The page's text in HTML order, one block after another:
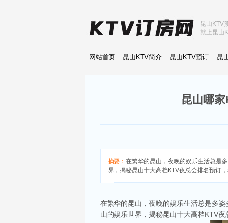
网站首页 昆山KTV简介 昆山KTV预订 昆
昆山KTV
就上昆山
昆山哪
摘要： 在繁华的昆山，夜晚的娱乐生活总是
界，揭秘昆山十大高档KTV夜总会排名预订，
在繁华的昆山，夜晚的娱乐生活总是多
山的娱乐世界，揭秘昆山十大高档KTV夜